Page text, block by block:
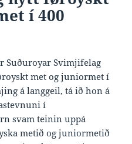
í 400
Suðuroyar Svimjifelag
met og juniormet í
á langgeil, tá ið hon á
í
svam teinin uppá
metið og juniormetið